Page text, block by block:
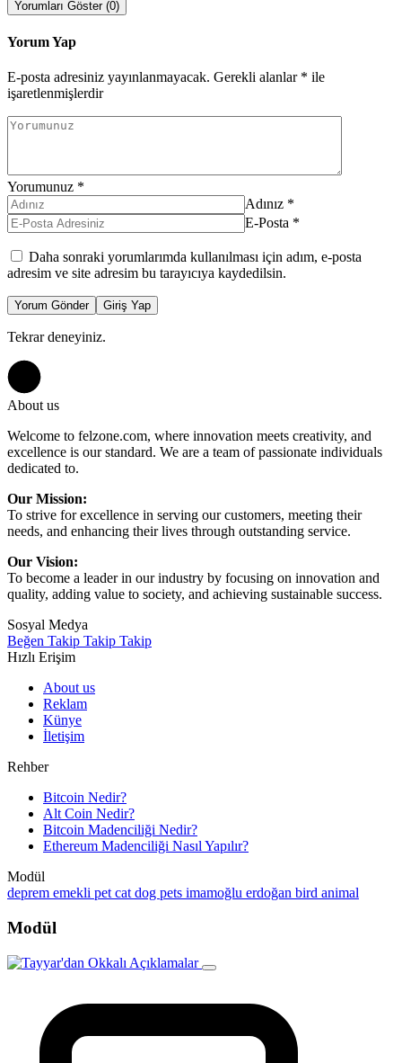
Yorumları Göster (0)
Yorum Yap
E-posta adresiniz yayınlanmayacak. Gerekli alanlar * ile
işaretlenmişlerdir
Yorumunuz *
Adınız *
E-Posta *
Daha sonraki yorumlarımda kullanılması için adım, e-posta
adresim ve site adresim bu tarayıcıya kaydedilsin.
Yorum Gönder Giriş Yap
Tekrar deneyiniz.
About us
Welcome to felzone.com, where innovation meets creativity, and
excellence is our standard. We are a team of passionate individuals
dedicated to.
Our Mission:
To strive for excellence in serving our customers, meeting their
needs, and enhancing their lives through outstanding service.
Our Vision:
To become a leader in our industry by focusing on innovation and
quality, adding value to society, and achieving sustainable success.
Sosyal Medya
Beğen Takip Takip Takip
Hızlı Erişim
About us
Reklam
Künye
İletişim
Rehber
Bitcoin Nedir?
Alt Coin Nedir?
Bitcoin Madenciliği Nedir?
Ethereum Madenciliği Nasıl Yapılır?
Modül
deprem emekli pet cat dog pets imamoğlu erdoğan bird animal
Modül